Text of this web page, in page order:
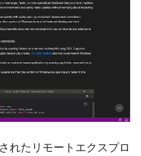
れたリモートエクスプロ